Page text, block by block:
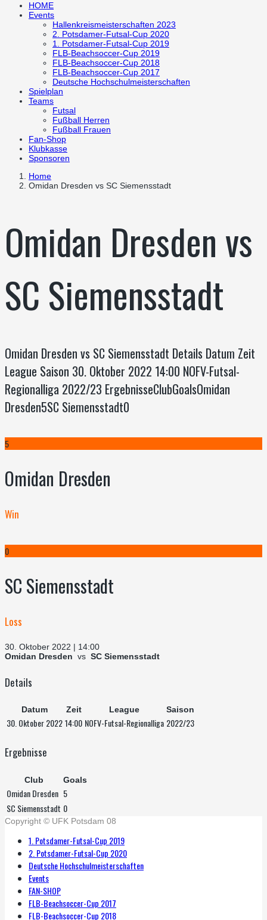
HOME
Events
Hallenkreismeisterschaften 2023
2. Potsdamer-Futsal-Cup 2020
1. Potsdamer-Futsal-Cup 2019
FLB-Beachsoccer-Cup 2019
FLB-Beachsoccer-Cup 2018
FLB-Beachsoccer-Cup 2017
Deutsche Hochschulmeisterschaften
Spielplan
Teams
Futsal
Fußball Herren
Fußball Frauen
Fan-Shop
Klubkasse
Sponsoren
Home
Omidan Dresden vs SC Siemensstadt
Omidan Dresden vs
SC Siemensstadt
Omidan Dresden vs SC Siemensstadt Details Datum Zeit
League Saison 30. Oktober 2022 14:00 NOFV-Futsal-
Regionalliga 2022/23 ErgebnisseClubGoalsOmidan
Dresden5SC Siemensstadt0
5
Omidan Dresden
Win
0
SC Siemensstadt
Loss
30. Oktober 2022 | 14:00
Omidan Dresden vs SC Siemensstadt
Details
Datum Zeit League Saison
30. Oktober 202214:00 NOFV-Futsal-Regionalliga 2022/23
Ergebnisse
Club Goals
Omidan Dresden 5
SC Siemensstadt 0
Copyright © UFK Potsdam 08
1. Potsdamer-Futsal-Cup 2019
2. Potsdamer-Futsal-Cup 2020
Deutsche Hochschulmeisterschaften
Events
FAN-SHOP
FLB-Beachsoccer-Cup 2017
FLB-Beachsoccer-Cup 2018